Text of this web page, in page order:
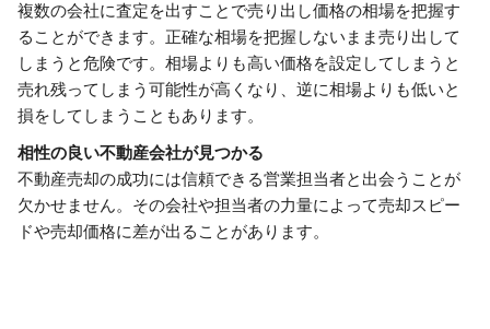
複数の会社に査定を出すことで売り出し価格の相場を把握す
ることができます。正確な相場を把握しないまま売り出して
しまうと危険です。相場よりも高い価格を設定してしまうと
売れ残ってしまう可能性が高くなり、逆に相場よりも低いと
損をしてしまうこともあります。
相性の良い不動産会社が見つかる
不動産売却の成功には信頼できる営業担当者と出会うことが
欠かせません。その会社や担当者の力量によって売却スピー
ドや売却価格に差が出ることがあります。